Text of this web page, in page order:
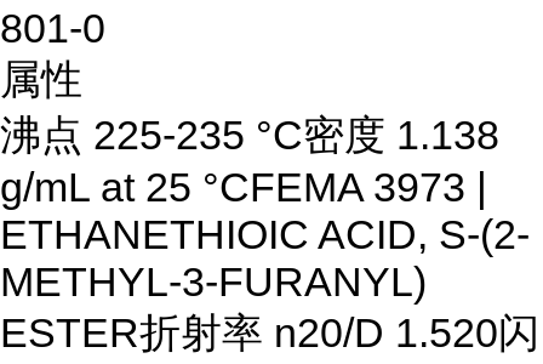
801-0
属性
沸点 225-235 °C密度 1.138
g/mL at 25 °CFEMA 3973 |
ETHANETHIOIC ACID, S-(2-
METHYL-3-FURANYL)
ESTER折射率 n20/D 1.520闪